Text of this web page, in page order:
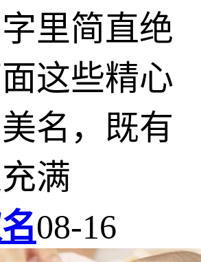
里简直绝
这些精心
名，既有
满
08-16